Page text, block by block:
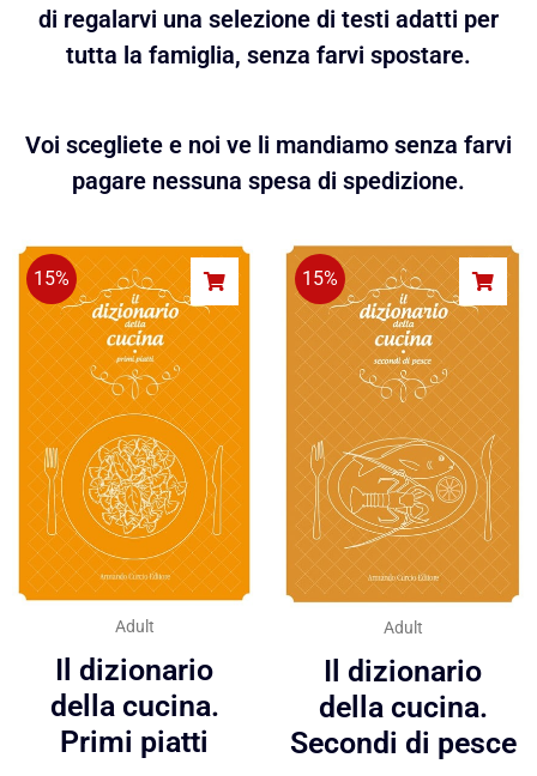
di regalarvi una selezione di testi adatti per
tutta la famiglia, senza farvi spostare.
Voi scegliete e noi ve li mandiamo senza farvi
pagare nessuna spesa di spedizione.
15%
Adult
Il dizionario
della cucina.
Primi piatti
15%
Adult
Il dizionario
della cucina.
Secondi di pesce